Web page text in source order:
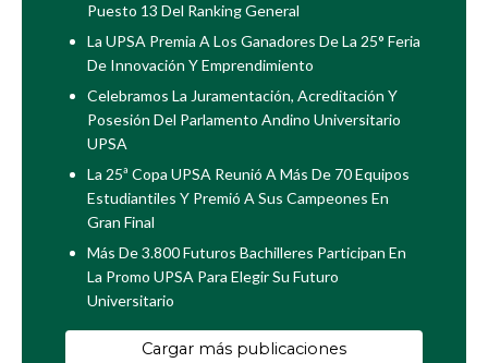
Puesto 13 Del Ranking General
La UPSA Premia A Los Ganadores De La 25° Feria
De Innovación Y Emprendimiento
Celebramos La Juramentación, Acreditación Y
Posesión Del Parlamento Andino Universitario
UPSA
La 25ª Copa UPSA Reunió A Más De 70 Equipos
Estudiantiles Y Premió A Sus Campeones En
Gran Final
Más De 3.800 Futuros Bachilleres Participan En
La Promo UPSA Para Elegir Su Futuro
Universitario
Cargar más publicaciones